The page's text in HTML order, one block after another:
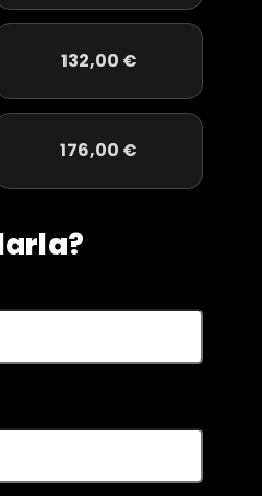
132,00 €
176,00 €